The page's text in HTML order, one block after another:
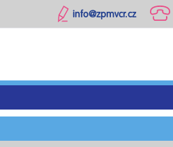
info@zpmvcr.cz